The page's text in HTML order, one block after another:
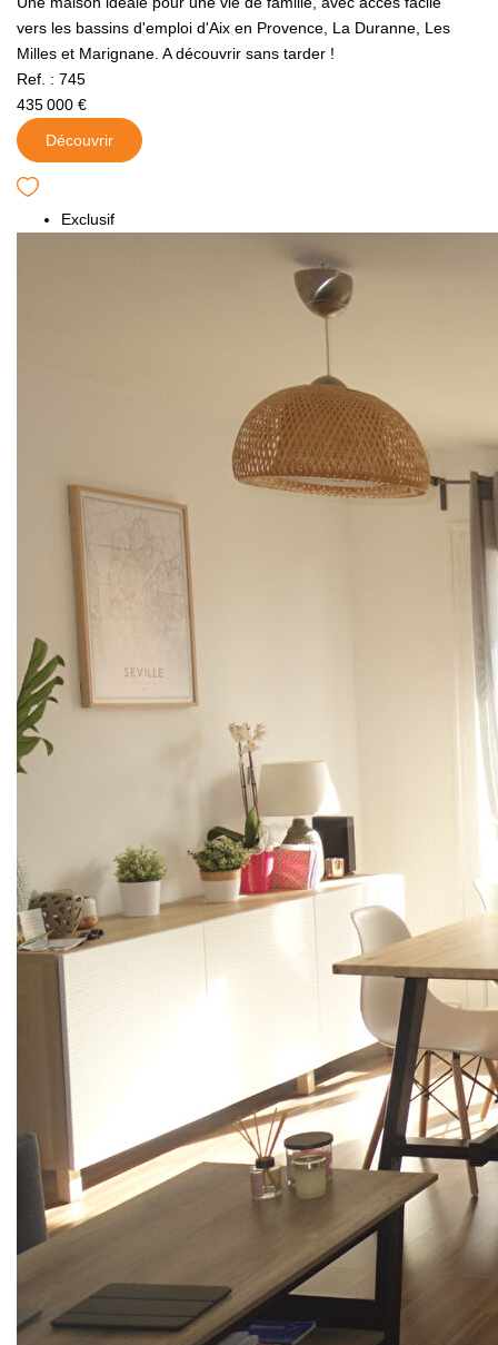
vers les bassins d'emploi d'Aix en Provence, La Duranne, Les
Milles et Marignane. A découvrir sans tarder !
Ref. : 745
435 000 €
Découvrir
Exclusif